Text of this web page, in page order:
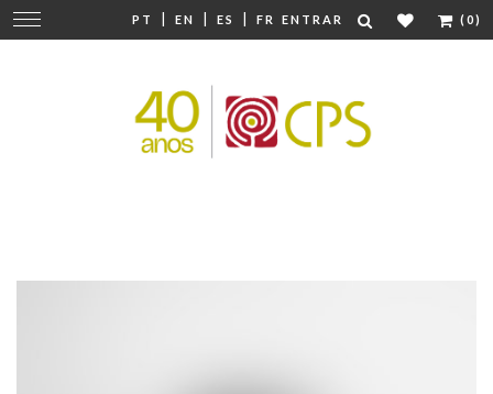
PT | EN | ES | FR ENTRAR (0)
Mudar
navegação